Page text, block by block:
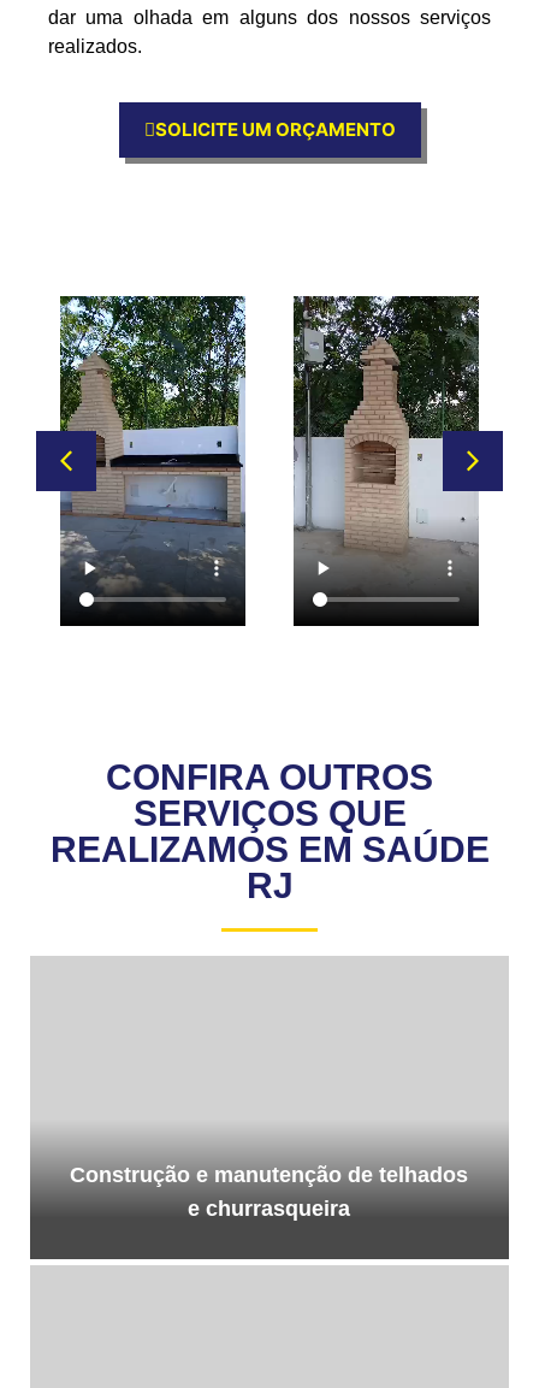
dar uma olhada em alguns dos nossos serviços
realizados.
SOLICITE UM ORÇAMENTO
CONFIRA OUTROS
SERVIÇOS QUE
REALIZAMOS EM SAÚDE
RJ
Construção e manutenção de telhados
e churrasqueira